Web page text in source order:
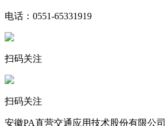
电话：0551-65331919
扫码关注
扫码关注
安徽PA直营交通应用技术股份有限公